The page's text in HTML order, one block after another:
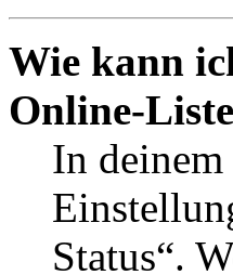
Wie kann
Online-
In
Status“.